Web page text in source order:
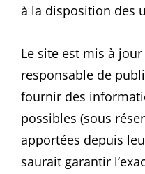
à la disposition des
Le site est mis à
responsable de
fournir des
possibles (sous
apportées depuis
saurait garantir